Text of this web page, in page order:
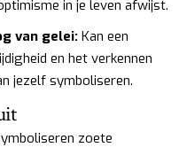
in je leven afwijst.
van gelei: Kan een
en het verkennen
jezelf symboliseren.